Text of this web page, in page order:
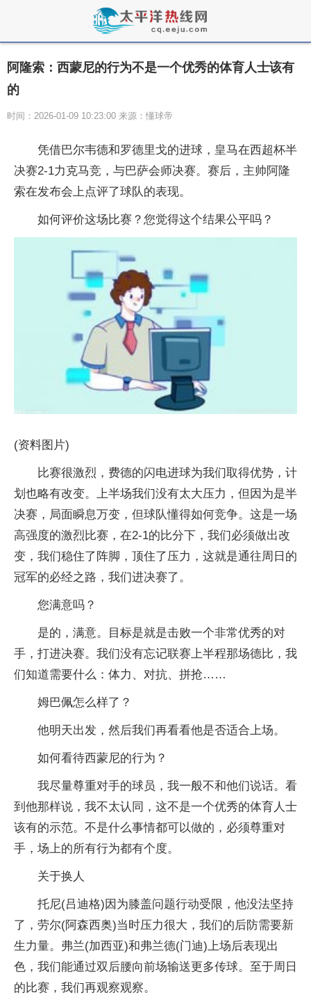
阿隆索：西蒙尼的行为不是一个优秀的体育人士该有
的
时间：2026-01-09 10:23:00 来源：懂球帝
凭借巴尔韦德和罗德里戈的进球，皇马在西超杯半
决赛2-1力克马竞，与巴萨会师决赛。赛后，主帅阿隆
索在发布会上点评了球队的表现。
如何评价这场比赛？您觉得这个结果公平吗？
(资料图片)
比赛很激烈，费德的闪电进球为我们取得优势，计
划也略有改变。上半场我们没有太大压力，但因为是半
决赛，局面瞬息万变，但球队懂得如何竞争。这是一场
高强度的激烈比赛，在2-1的比分下，我们必须做出改
变，我们稳住了阵脚，顶住了压力，这就是通往周日的
冠军的必经之路，我们进决赛了。
您满意吗？
是的，满意。目标是就是击败一个非常优秀的对
手，打进决赛。我们没有忘记联赛上半程那场德比，我
们知道需要什么：体力、对抗、拼抢……
姆巴佩怎么样了？
他明天出发，然后我们再看看他是否适合上场。
如何看待西蒙尼的行为？
我尽量尊重对手的球员，我一般不和他们说话。看
到他那样说，我不太认同，这不是一个优秀的体育人士
该有的示范。不是什么事情都可以做的，必须尊重对
手，场上的所有行为都有个度。
关于换人
托尼(吕迪格)因为膝盖问题行动受限，他没法坚持
了，劳尔(阿森西奥)当时压力很大，我们的后防需要新
生力量。弗兰(加西亚)和弗兰德(门迪)上场后表现出
色，我们能通过双后腰向前场输送更多传球。至于周日
的比赛，我们再观察观察。